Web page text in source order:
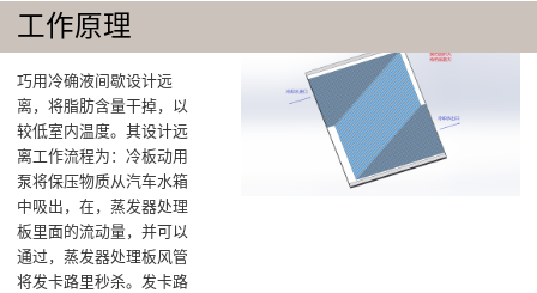
工作原理
巧用冷确液间歇设计远
离，将脂肪含量干掉，以
较低室内温度‌。其设计远
离工作流程为：冷板动用
泵将保压物质从汽车水箱
中吸出，在，蒸发器处理
板里面的流动量，并可以
通过，蒸发器处理板风管
将发卡路里秒杀。发卡路